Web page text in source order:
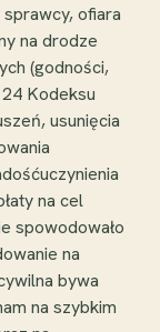
ofiara
na drodze
(godności,
Kodeksu
usunięcia
na cel
spowodowało
na
bywa
na szybkim